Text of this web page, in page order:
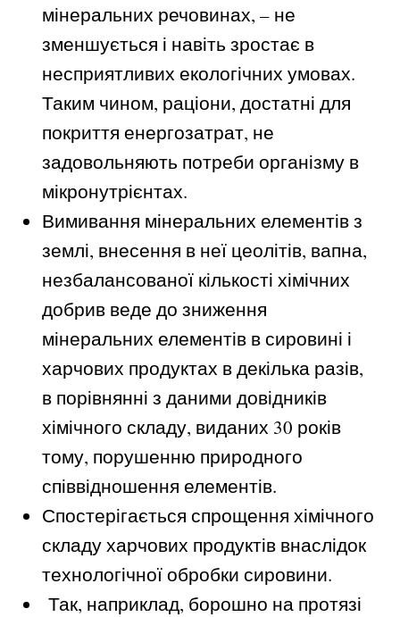
мінеральних речовинах, – не
зменшується і навіть зростає в
несприятливих екологічних умовах.
Таким чином, раціони, достатні для
покриття енергозатрат, не
задовольняють потреби організму в
мікронутрієнтах.
Вимивання мінеральних елементів з
землі, внесення в неї цеолітів, вапна,
незбалансованої кількості хімічних
добрив веде до зниження
мінеральних елементів в сировині і
харчових продуктах в декілька разів,
в порівнянні з даними довідників
хімічного складу, виданих 30 років
тому, порушенню природного
співвідношення елементів.
Спостерігається спрощення хімічного
складу харчових продуктів внаслідок
технологічної обробки сировини.
Так, наприклад, борошно на протязі